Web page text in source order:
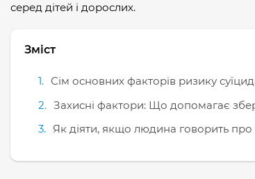
серед дітей і дорослих.
Зміст
Сім основних факторів ризику
Захисні фактори: Що допомагає
Як діяти, якщо людина говорить про